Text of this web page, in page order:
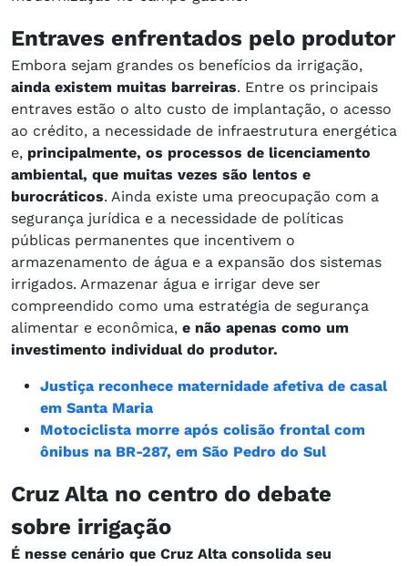
Entraves enfrentados pelo produtor
Embora sejam grandes os benefícios da irrigação,
ainda existem muitas barreiras. Entre os principais
entraves estão o alto custo de implantação, o acesso
ao crédito, a necessidade de infraestrutura energética
e, principalmente, os processos de licenciamento
ambiental, que muitas vezes são lentos e
burocráticos. Ainda existe uma preocupação com a
segurança jurídica e a necessidade de políticas
públicas permanentes que incentivem o
armazenamento de água e a expansão dos sistemas
irrigados. Armazenar água e irrigar deve ser
compreendido como uma estratégia de segurança
alimentar e econômica, e não apenas como um
investimento individual do produtor.
Justiça reconhece maternidade afetiva de casal
em Santa Maria
Motociclista morre após colisão frontal com
ônibus na BR-287, em São Pedro do Sul
Cruz Alta no centro do debate
sobre irrigação
É nesse cenário que Cruz Alta consolida seu